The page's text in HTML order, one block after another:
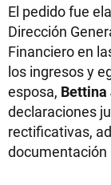
El pedido fue
Dirección
Financiero en
los ingresos y
esposa,
declaraciones
rectificativas,
documentación